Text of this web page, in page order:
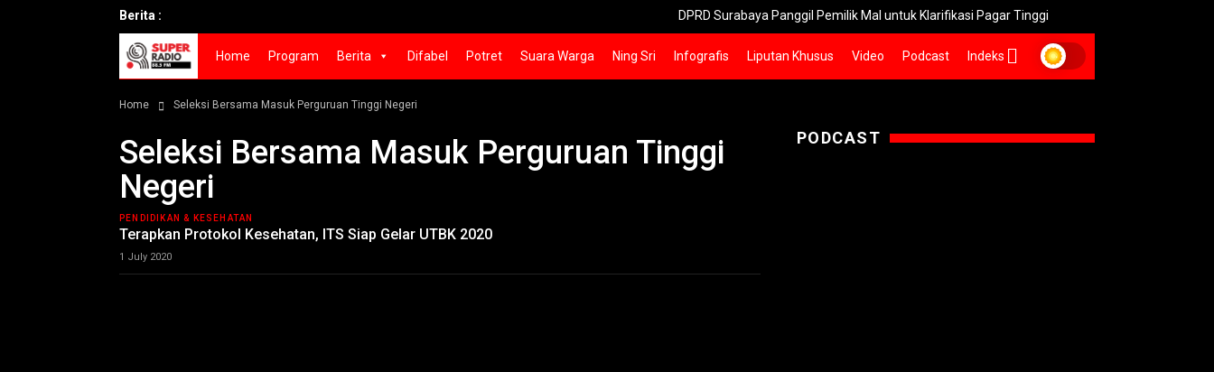
Berita : DPRD Surabaya Panggil Pemilik Mal untuk Klarifikasi Pagar Tinggi
Home Program Berita Difabel Potret Suara Warga Ning Sri Infografis Liputan Khusus Video Podcast Indeks
Home Seleksi Bersama Masuk Perguruan Tinggi Negeri
Seleksi Bersama Masuk Perguruan Tinggi
Negeri
PENDIDIKAN & KESEHATAN
Terapkan Protokol Kesehatan, ITS Siap Gelar UTBK 2020
1 July 2020
PODCAST